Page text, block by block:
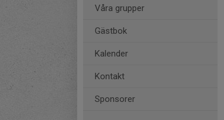
Våra grupper
Gästbok
Kalender
Kontakt
Sponsorer